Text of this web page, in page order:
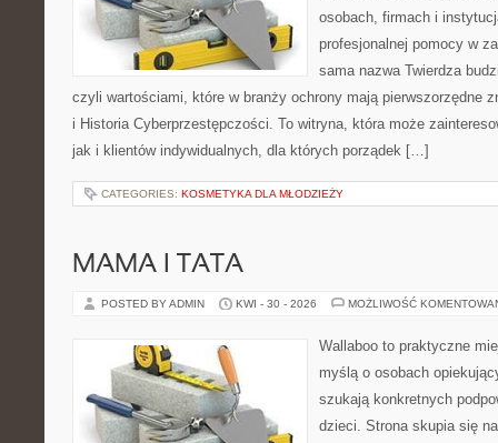
osobach, firmach i
profesjonalnej pomocy w
sama nazwa Twierdza
czyli wartościami, które w branży ochrony mają pierwszorzędne
i Historia Cyberprzestępczości. To witryna, która może
jak i klientów indywidualnych, dla których porządek […]
CATEGORIES: KOSMETYKA DLA MŁODZIEŻY
MAMA I TATA
POSTED BY ADMIN KWI - 30 - 2026 MOŻLIWOŚĆ
Wallaboo to praktyczne
myślą o osobach
szukają konkretnych
dzieci. Strona skupia się